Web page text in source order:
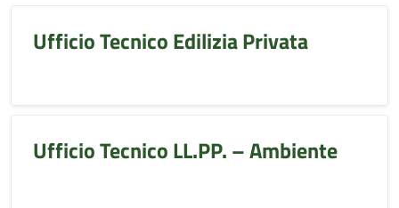
Ufficio Tecnico Edilizia Privata
Ufficio Tecnico LL.PP. – Ambiente